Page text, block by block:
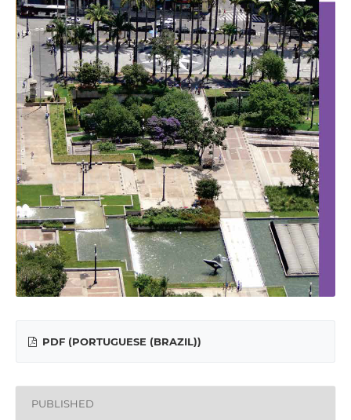
PDF (PORTUGUESE (BRAZIL))
PUBLISHED